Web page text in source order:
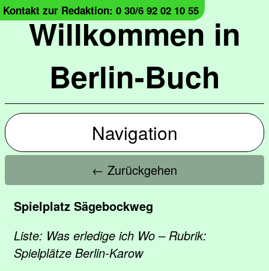
Willkommen in
Berlin-Buch
Kontakt zur Redaktion: 0 30/6 92 02 10 55
Navigation
← Zurückgehen
Spielplatz Sägebockweg
Liste: Was erledige ich Wo – Rubrik:
Spielplätze Berlin-Karow